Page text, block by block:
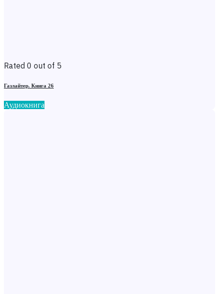
Rated 0 out of 5
Газлайтер. Книга 26
Аудиокнига